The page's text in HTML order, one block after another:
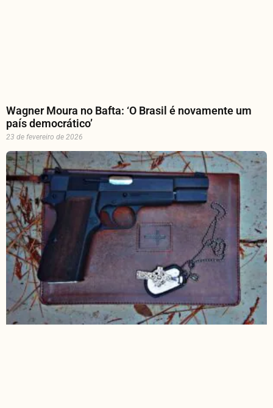
Wagner Moura no Bafta: ‘O Brasil é novamente um
país democrático’
23 de fevereiro de 2026